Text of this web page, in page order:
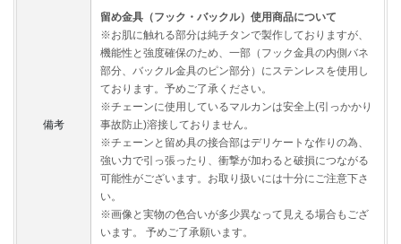
備考
留め金具（フック・バックル）使用商品について
※お肌に触れる部分は純チタンで製作しておりますが、
機能性と強度確保のため、一部（フック金具の内側バネ
部分、バックル金具のピン部分）にステンレスを使用し
ております。予めご了承ください。
※チェーンに使用しているマルカンは安全上(引っかかり
事故防止)溶接しておりません。
※チェーンと留め具の接合部はデリケートな作りの為、
強い力で引っ張ったり、衝撃が加わると破損につながる
可能性がございます。お取り扱いには十分にご注意下さ
い。
※画像と実物の色合いが多少異なって見える場合もござ
います。 予めご了承願います。